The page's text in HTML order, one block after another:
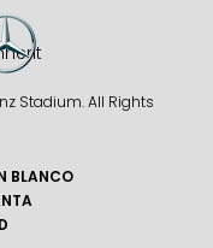
Stadium. All Rights
BLANCO